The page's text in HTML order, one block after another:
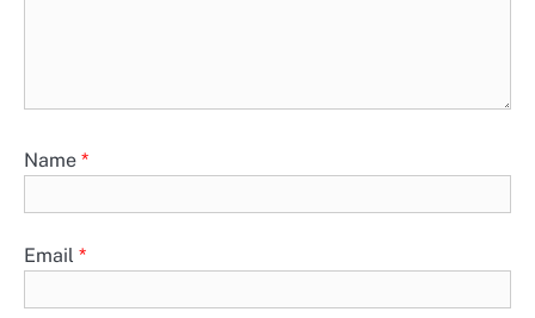
Name *
Email *